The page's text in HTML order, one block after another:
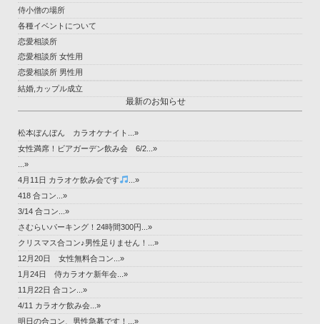
侍小僧の場所
各種イベントについて
恋愛相談所
恋愛相談所 女性用
恋愛相談所 男性用
結婚,カップル成立
最新のお知らせ
松本ぼんぼん カラオケナイト...»
女性満席！ビアガーデン飲み会 6/2...»
...»
4月11日 カラオケ飲み会です
...»
418 合コン...»
3/14 合コン...»
さむらいパーキング！24時間300円...»
クリスマス合コン♪男性足りません！...»
12月20日 女性無料合コン...»
1月24日 侍カラオケ新年会...»
11月22日 合コン...»
4/11 カラオケ飲み会...»
明日の合コン、男性急募です！...»